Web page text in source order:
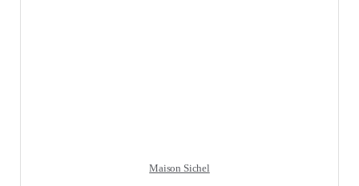
Maison Sichel